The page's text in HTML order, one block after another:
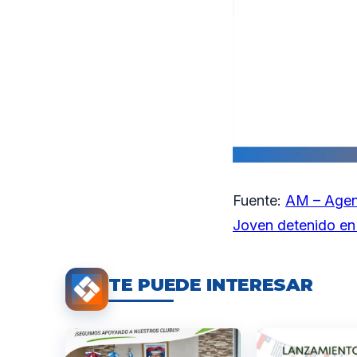
Fuente: AM –
Joven detenido
TE PUEDE INTERESAR